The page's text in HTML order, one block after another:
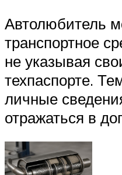
Автолюбитель
транспортное
не указывая
техпаспорте.
личные
отражаться в